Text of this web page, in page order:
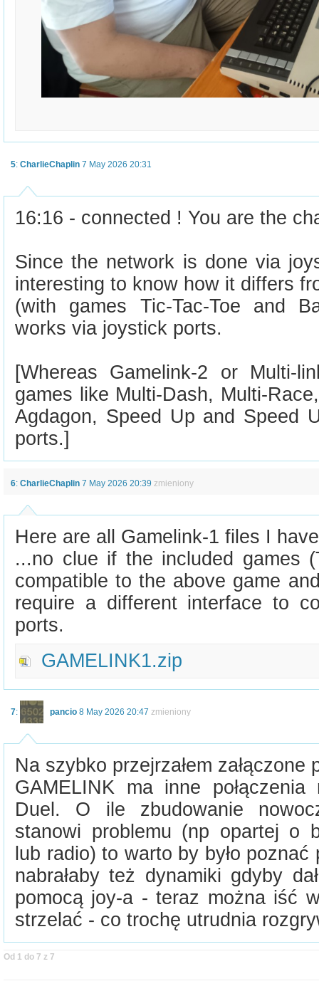
5: CharlieChaplin 7 May 2026 20:31
16:16 - connected ! You are the
Since the network is done via
interesting to know how it differs
(with games Tic-Tac-Toe and
works via joystick ports.
[Whereas Gamelink-2 or Multi-
games like Multi-Dash, Multi-
Agdagon, Speed Up and Speed
ports.]
6: CharlieChaplin 7 May 2026 20:39 zmieniony
Here are all Gamelink-1 files I
...no clue if the included games
compatible to the above game
require a different interface to
ports.
GAMELINK1.zip
7: pancio 8 May 2026 20:47 zmieniony
Na szybko przejrzałem
GAMELINK ma inne
Duel. O ile zbudowanie
stanowi problemu (np opartej o
lub radio) to warto by było poznać
nabrałaby też dynamiki gdyby
pomocą joy-a - teraz można iść
strzelać - co trochę utrudnia
Od 1 do 7 z 7